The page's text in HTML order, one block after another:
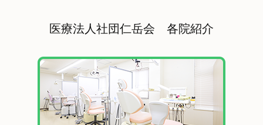
医療法人社団仁岳会 各院紹介